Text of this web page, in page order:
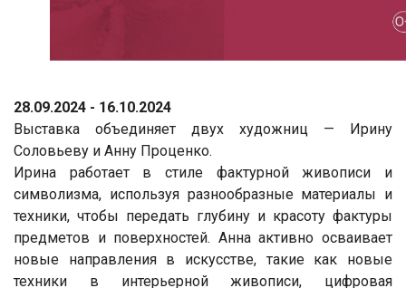
28.09.2024 - 16.10.2024
Выставка объединяет двух художниц — Ирину
Соловьеву и Анну Проценко.
Ирина работает в стиле фактурной живописи и
символизма, используя разнообразные материалы и
техники, чтобы передать глубину и красоту фактуры
предметов и поверхностей. Анна активно осваивает
новые направления в искусстве, такие как новые
техники в интерьерной живописи, цифровая